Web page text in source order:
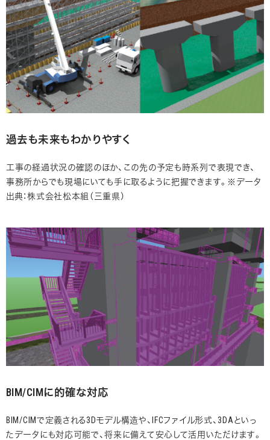
過去も未来もわかりやすく
工事の経過状況の確認のほか、この先の予定も時系列で表現でき、
事務所からでも現場にいても手に取るように把握できます。※データ
出典：株式会社松本組（三重県）
BIM/CIMに的確な対応
BIM/CIMで定義される3Dモデル構造や、IFCファイル形式、3DAといっ
たデータにも対応可能で、将来に備えて安心して活用いただけます。